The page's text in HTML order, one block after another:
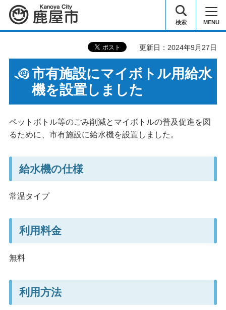
鹿屋市 検索 MENU
更新日：2024年9月27日
市有施設にマイボトル用給水
機を設置しました
ペットボトル等のごみ削減とマイボトルの普及促進を図
るために、市有施設に給水機を設置しました。
給水機の仕様
常温タイプ
利用料金
無料
利用方法